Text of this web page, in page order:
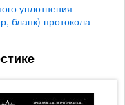
уплотнения
бланк) протокола